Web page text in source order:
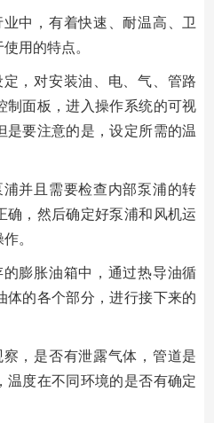
中，有着快速、耐温高、卫
用的特点。
，对安装油、电、气、管路
制面板，进入操作系统的可视
是要注意的是，设定所需的温
并且需要检查内部泵浦的转
确，然后确定好泵浦和风机运
。
膨胀油箱中，通过热导油循
体的各个部分，进行接下来的
，是否有泄露气体，管道是
温度在不同环境的是否有确定